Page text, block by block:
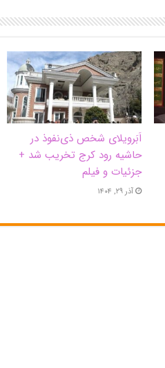
اَبَر‌ویلای شخص ذی‌نفوذ در
حاشیه‌ رود کرج تخریب شد +
جزئیات و فیلم
آذر ۲۹, ۱۴۰۴